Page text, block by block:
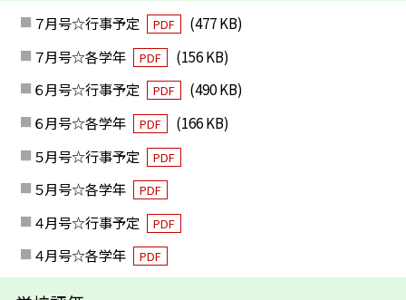
７月号☆行事予定 PDF
(477 KB)
７月号☆各学年
PDF
(156 KB)
６月号☆行事予定
PDF
(490 KB)
６月号☆各学年
PDF
(166 KB)
５月号☆行事予定
PDF
５月号☆各学年 PDF
４月号☆行事予定 PDF
４月号☆各学年 PDF